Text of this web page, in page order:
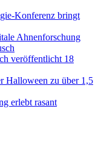
Konferenz bringt
Ahnenforschung
veröffentlicht 18
Halloween zu über 1,5
erlebt rasant